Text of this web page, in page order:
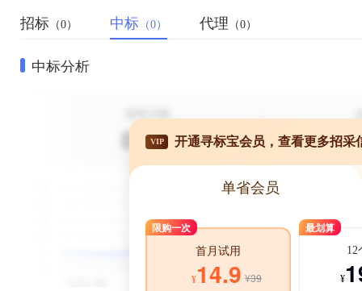
招标 （0） 中标 （0） 代理 （0）
中标分析
VIP 开通寻标宝会员，查看更多招采
单省会员
限购一次
首月试用
¥14.9 ¥39
最划算
12
¥